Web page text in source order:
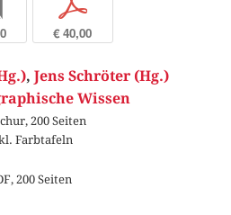
p
€ 40,00
, Jens Schröter (Hg.)
Wissen
200 Seiten
Farbtafeln
200 Seiten